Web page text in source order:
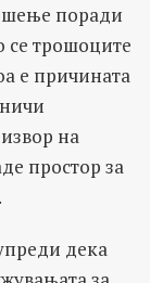
поради
се трошоците
е причината
на
простор за
дека